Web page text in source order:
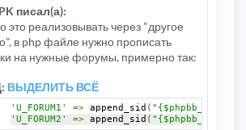
писал(а):
это реализовывать через "другое
в php файле нужно прописать
на нужные форумы, примерно так:
ВЫДЕЛИТЬ ВСЁ
'U_FORUM1' => append_sid (
'U_FORUM2'
=> append_sid (